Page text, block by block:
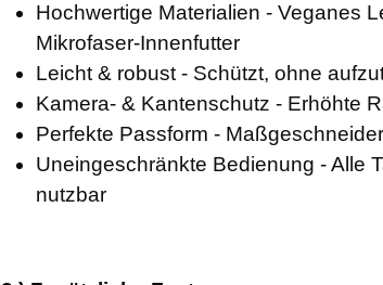
Hochwertige Materialien - Veganes
Mikrofaser-Innenfutter
Leicht & robust - Schützt, ohne
Kamera- & Kantenschutz - Erhöhte
Perfekte Passform -
Uneingeschränkte Bedienung - Alle
nutzbar